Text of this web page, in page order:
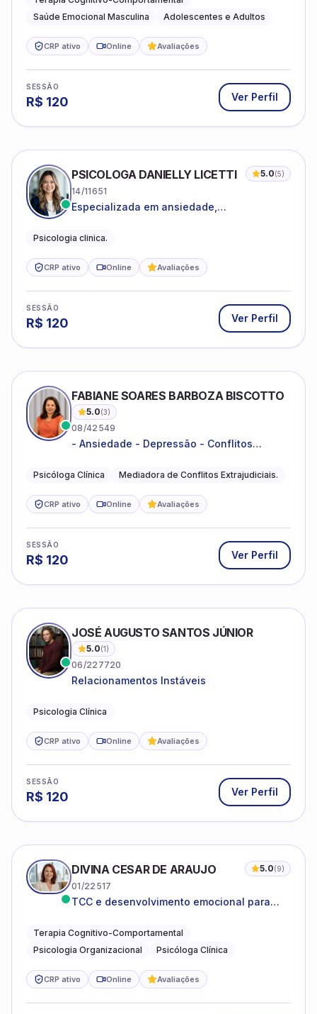
Saúde Emocional Masculina
Adolescentes e Adultos
CRP ativo Online Avaliações
SESSÃO
R$ 120 Ver Perfil
PSICOLOGA DANIELLY LICETTI 5.0(5)
14/11651
Especializada em ansiedade,
Psicologia clinica.
CRP ativo Online Avaliações
SESSÃO
R$ 120 Ver Perfil
FABIANE SOARES BARBOZA BISCOTTO
5.0(3)
08/42549
- Ansiedade - Depressão - Conflitos
relacionamentos - Autoestima -
Psicóloga Clínica Mediadora de Conflitos Extrajudiciais.
CRP ativo Online Avaliações
SESSÃO
R$ 120 Ver Perfil
JOSÉ AUGUSTO SANTOS JÚNIOR
5.0(1)
06/227720
Relacionamentos Instáveis
Psicologia Clínica
CRP ativo Online Avaliações
SESSÃO
R$ 120 Ver Perfil
DIVINA CESAR DE ARAUJO 5.0(9)
01/22517
TCC e desenvolvimento emocional para
Terapia Cognitivo-Comportamental
Psicologia Organizacional
Psicóloga Clínica
CRP ativo Online Avaliações